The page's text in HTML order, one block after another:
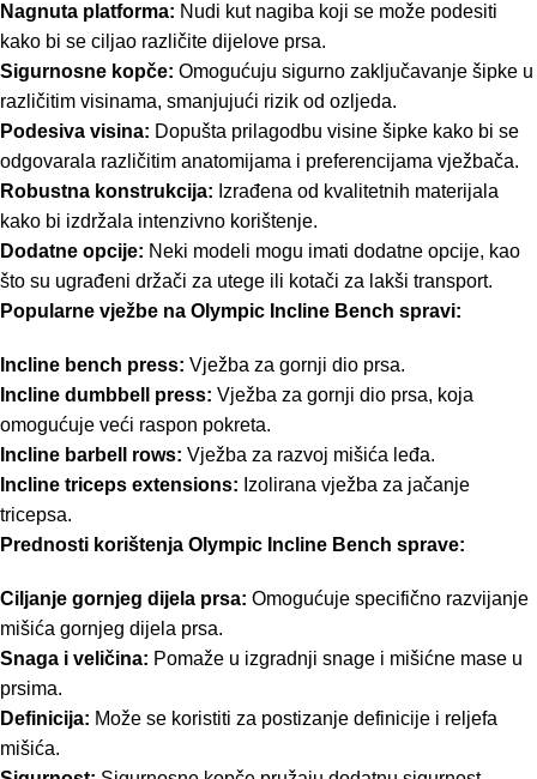
Nagnuta platforma: Nudi kut nagiba koji se može podesiti
kako bi se ciljao različite dijelove prsa.
Sigurnosne kopče: Omogućuju sigurno zaključavanje šipke u
različitim visinama, smanjujući rizik od ozljeda.
Podesiva visina: Dopušta prilagodbu visine šipke kako bi se
odgovarala različitim anatomijama i preferencijama vježbača.
Robustna konstrukcija: Izrađena od kvalitetnih materijala
kako bi izdržala intenzivno korištenje.
Dodatne opcije: Neki modeli mogu imati dodatne opcije, kao
što su ugrađeni držači za utege ili kotači za lakši transport.
Popularne vježbe na Olympic Incline Bench spravi:
Incline bench press: Vježba za gornji dio prsa.
Incline dumbbell press: Vježba za gornji dio prsa, koja
omogućuje veći raspon pokreta.
Incline barbell rows: Vježba za razvoj mišića leđa.
Incline triceps extensions: Izolirana vježba za jačanje
tricepsa.
Prednosti korištenja Olympic Incline Bench sprave:
Ciljanje gornjeg dijela prsa: Omogućuje specifično razvijanje
mišića gornjeg dijela prsa.
Snaga i veličina: Pomaže u izgradnji snage i mišićne mase u
prsima.
Definicija: Može se koristiti za postizanje definicije i reljefa
mišića.